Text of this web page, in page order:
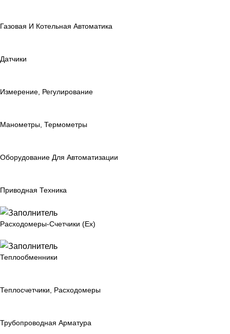
Газовая И Котельная Автоматика
Датчики
Измерение, Регулирование
Манометры, Термометры
Оборудование Для Автоматизации
Приводная Техника
Расходомеры-Счетчики (Ex)
Теплообменники
Теплосчетчики, Расходомеры
Трубопроводная Арматура